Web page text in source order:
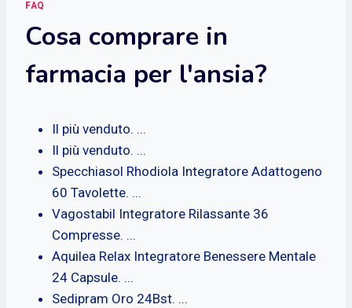
FAQ
Cosa comprare in
farmacia per l'ansia?
Il più venduto. ...
Il più venduto. ...
Specchiasol Rhodiola Integratore Adattogeno
60 Tavolette. ...
Vagostabil Integratore Rilassante 36
Compresse. ...
Aquilea Relax Integratore Benessere Mentale
24 Capsule. ...
Sedipram Oro 24Bst. ...